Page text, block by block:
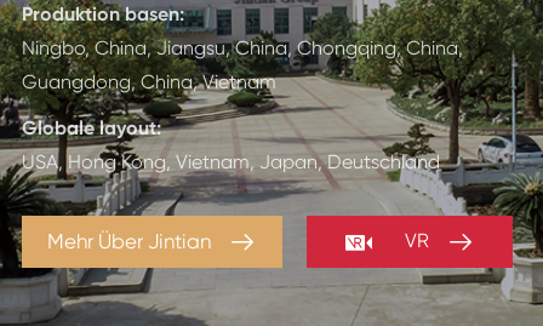
Produktion basen:
Ningbo, China, Jiangsu, China, Chongqing, China,
Guangdong, China, Vietnam
Globale layout:
USA, Hong Kong, Vietnam, Japan, Deutschland
Mehr Über Jintian   VR 